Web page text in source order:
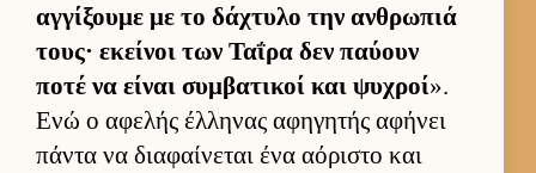
αγ­γίξουμε με το δάχτυλο την αν­θρωπιά
τους· εκεί­νοι των Ταΐρα δεν παύ­ουν
ποτέ να εί­ναι συμ­βατικοί και ψυχροί».
Ενώ ο αφελής έλ­ληνας αφηγητής αφήνει
πάντα να δια­φαί­νεται ένα αόριστο και